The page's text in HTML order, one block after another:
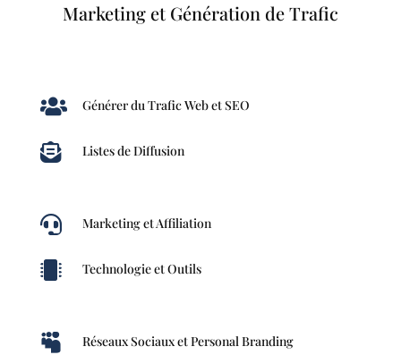
Marketing et Génération de Trafic
 Générer du Trafic Web et SEO
 Listes de Diffusion
 Marketing et Affiliation
 Technologie et Outils
 Réseaux Sociaux et Personal Branding